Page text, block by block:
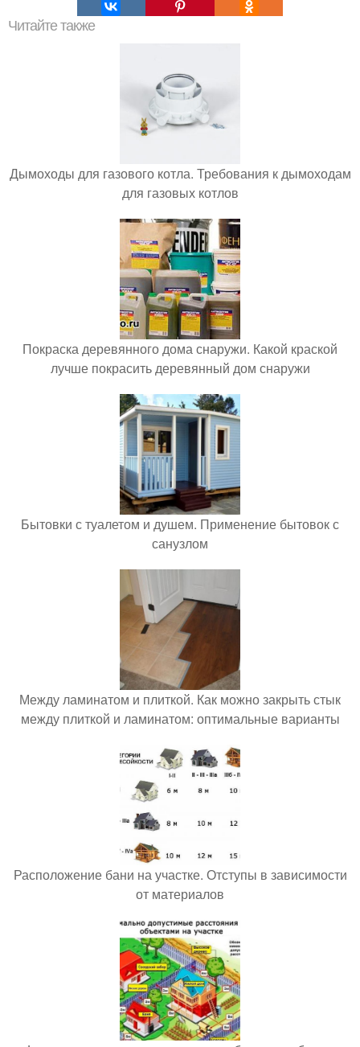
Читайте также
Дымоходы для газового котла. Требования к дымоходам
для газовых котлов
Покраска деревянного дома снаружи. Какой краской
лучше покрасить деревянный дом снаружи
Бытовки с туалетом и душем. Применение бытовок с
санузлом
Между ламинатом и плиткой. Как можно закрыть стык
между плиткой и ламинатом: оптимальные варианты
Расположение бани на участке. Отступы в зависимости
от материалов